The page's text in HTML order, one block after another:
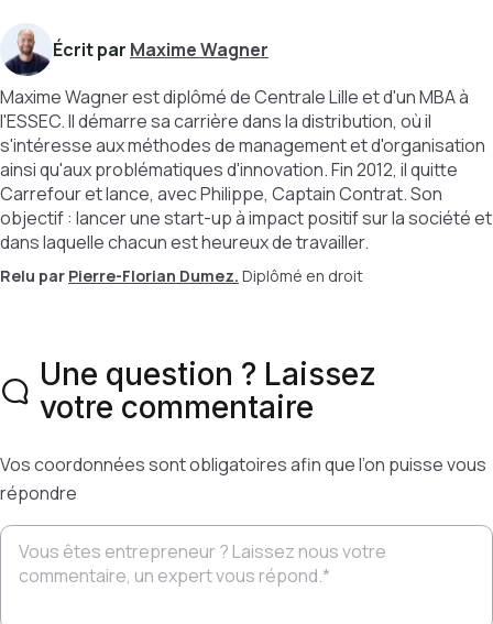
Écrit par Maxime Wagner
Maxime Wagner est diplômé de Centrale Lille et d'un MBA à
l'ESSEC. Il démarre sa carrière dans la distribution, où il
s'intéresse aux méthodes de management et d'organisation
ainsi qu'aux problématiques d'innovation. Fin 2012, il quitte
Carrefour et lance, avec Philippe, Captain Contrat. Son
objectif : lancer une start-up à impact positif sur la société et
dans laquelle chacun est heureux de travailler.
Relu par Pierre-Florian Dumez. Diplômé en droit
Une question ? Laissez
votre commentaire
Vos coordonnées sont obligatoires afin que l’on puisse vous
répondre